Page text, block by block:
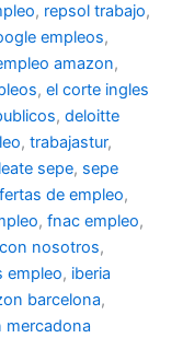
, repsol trabajo,
empleos,
amazon,
, el corte ingles
, deloitte
, trabajastur,
sepe, sepe
de empleo,
, fnac empleo,
nosotros,
empleo, iberia
barcelona,
mercadona